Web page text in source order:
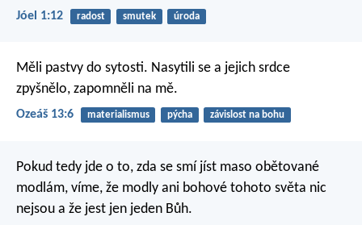
Jóel 1:12 radost smutek úroda
Měli pastvy do sytosti. Nasytili se a jejich srdce
zpyšnělo, zapomněli na mě.
Ozeáš 13:6 materialismus pýcha závislost na bohu
Pokud tedy jde o to, zda se smí jíst maso obětované
modlám, víme, že modly ani bohové tohoto světa nic
nejsou a že jest jen jeden Bůh.